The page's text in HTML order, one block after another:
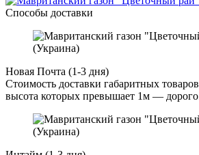
Способы доставки
Новая Почта (1-3 дня)
Стоимость доставки габаритных
высота которых превышает 1м —